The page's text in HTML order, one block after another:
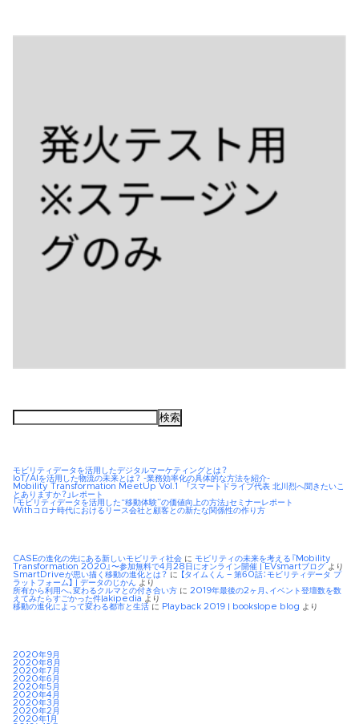
検
モビリティデータを活用したデジタルマーケティングとは？
IoT/AIを活用した物流の未来とは？ -業務効率化の具体的な方法を紹介-
Mobility Transformation MeetUp Vol.1 「スマートドライブ代表 北川烈へ聞きたいこ
とありますか？」レポート
「モビリティデータを活用した“移動体験”の価値向上の方法」セミナーレポート
Withコロナ時代におけるリース会社と顧客との新たな関係性の作り方
CASEの進化の先にある新しいモビリティ社会 に モビリティの未来を考える『Mobility
Transformation 2020』〜参加無料で4月28日にオンライン開催 | EVsmartブログ より
SmartDriveが思い描く移動の進化とは？ に
【タイムくん – 第60話：モビリティデータ プ
ラットフォーム】 | データのじかん より
所有から利用へ、変わるクルマとの付き合い方 に 2019年最後の2ヶ月、イベント登壇数を数
えてみたらすごかった件|akipedia より
移動の進化によって変わる都市と生活 に Playback 2019 | bookslope blog より
2020年9月
2020年8月
2020年7月
2020年6月
2020年5月
2020年4月
2020年3月
2020年2月
2020年1月